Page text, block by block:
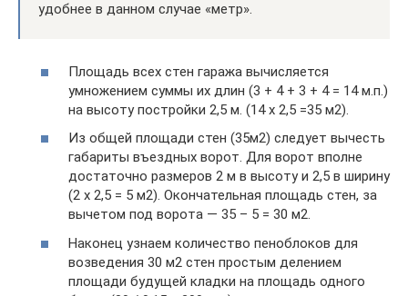
удобнее в данном случае «метр».
Площадь всех стен гаража вычисляется
умножением суммы их длин (3 + 4 + 3 + 4 = 14 м.п.)
на высоту постройки 2,5 м. (14 х 2,5 =35 м2).
Из общей площади стен (35м2) следует вычесть
габариты въездных ворот. Для ворот вполне
достаточно размеров 2 м в высоту и 2,5 в ширину
(2 х 2,5 = 5 м2). Окончательная площадь стен, за
вычетом под ворота — 35 – 5 = 30 м2.
Наконец узнаем количество пеноблоков для
возведения 30 м2 стен простым делением
площади будущей кладки на площадь одного